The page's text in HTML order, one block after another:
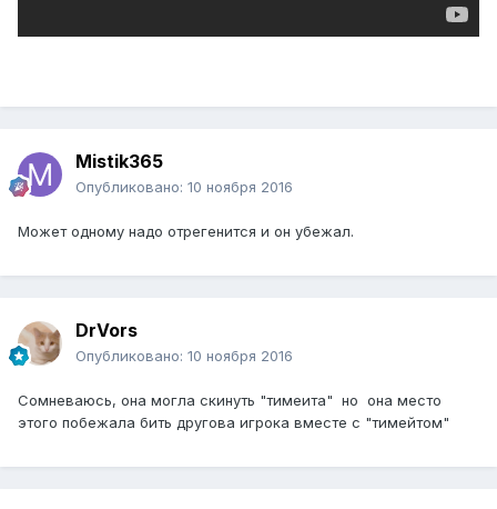
Mistik365
Опубликовано: 10 ноября 2016
Может одному надо отрегенится и он убежал.
DrVors
Опубликовано: 10 ноября 2016
Сомневаюсь, она могла скинуть "тимеита" но она место
этого побежала бить другова игрока вместе с "тимейтом"